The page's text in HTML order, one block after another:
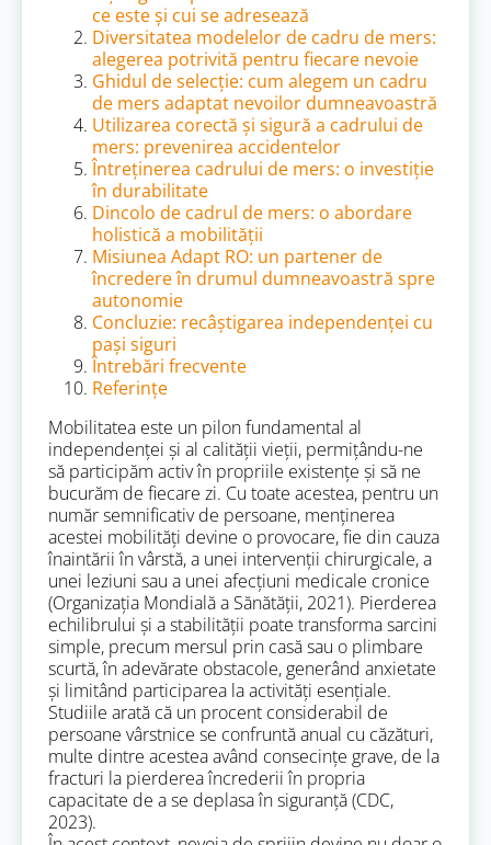
ce este și cui se adresează
Diversitatea modelelor de cadru de mers:
alegerea potrivită pentru fiecare nevoie
Ghidul de selecție: cum alegem un cadru
de mers adaptat nevoilor dumneavoastră
Utilizarea corectă și sigură a cadrului de
mers: prevenirea accidentelor
Întreținerea cadrului de mers: o investiție
în durabilitate
Dincolo de cadrul de mers: o abordare
holistică a mobilității
Misiunea Adapt RO: un partener de
încredere în drumul dumneavoastră spre
autonomie
Concluzie: recâștigarea independenței cu
pași siguri
Întrebări frecvente
Referințe
Mobilitatea este un pilon fundamental al
independenței și al calității vieții, permițându-ne
să participăm activ în propriile existențe și să ne
bucurăm de fiecare zi. Cu toate acestea, pentru un
număr semnificativ de persoane, menținerea
acestei mobilități devine o provocare, fie din cauza
înaintării în vârstă, a unei intervenții chirurgicale, a
unei leziuni sau a unei afecțiuni medicale cronice
(Organizația Mondială a Sănătății, 2021). Pierderea
echilibrului și a stabilității poate transforma sarcini
simple, precum mersul prin casă sau o plimbare
scurtă, în adevărate obstacole, generând anxietate
și limitând participarea la activități esențiale.
Studiile arată că un procent considerabil de
persoane vârstnice se confruntă anual cu căzături,
multe dintre acestea având consecințe grave, de la
fracturi la pierderea încrederii în propria
capacitate de a se deplasa în siguranță (CDC,
2023).